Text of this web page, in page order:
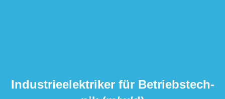
Indus­trie­elek­tri­ker für Betriebs­tech­